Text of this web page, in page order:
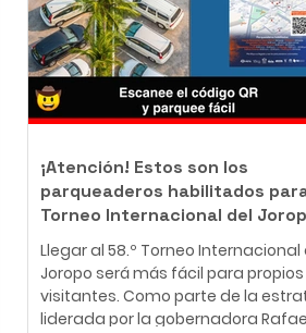
¡Atención! Estos son los
parqueaderos habilitados
Torneo Internacional del
Llegar al 58.º Torneo Internacional
Joropo será más fácil para
visitantes. Como parte de la
liderada por la gobernadora